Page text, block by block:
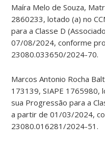
Maíra Melo de Souza,
2860233, lotado (a) no
para a Classe D
07/08/2024, conforme
23080.033650/2024-70.
Marcos Antonio Rocha
173139, SIAPE 1765980,
sua Progressão para a
a partir de 01/03/2024,
23080.016281/2024-51.